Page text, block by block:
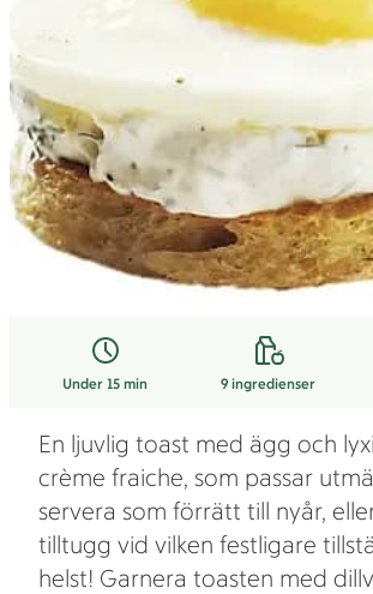
Under 15 min 9ingredienser
En ljuvlig toast med ägg och
crème fraiche, som passar
servera som förrätt till nyår,
tilltugg vid vilken festligare
helst! Garnera toasten med